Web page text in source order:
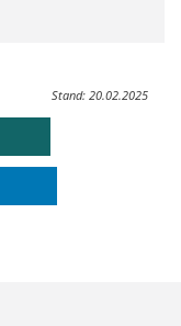
Stand: 20.02.2025